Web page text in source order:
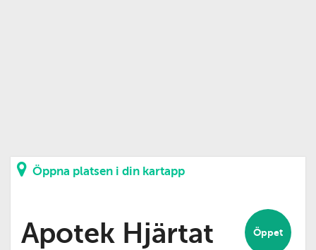
Öppna platsen i din kartapp
Öppet
Apotek Hjärtat